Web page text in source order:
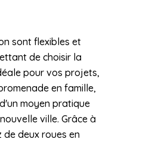
sont flexibles et
de choisir la
pour vos projets,
en famille,
moyen pratique
ville. Grâce à
deux roues en